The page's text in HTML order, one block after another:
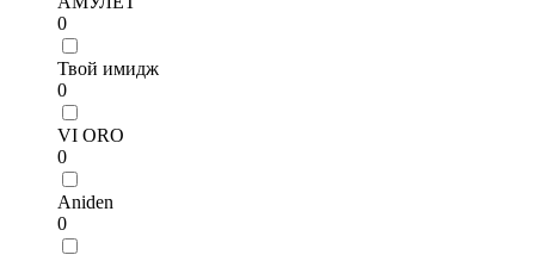
0
Твой имидж
0
VI ORO
0
Aniden
0